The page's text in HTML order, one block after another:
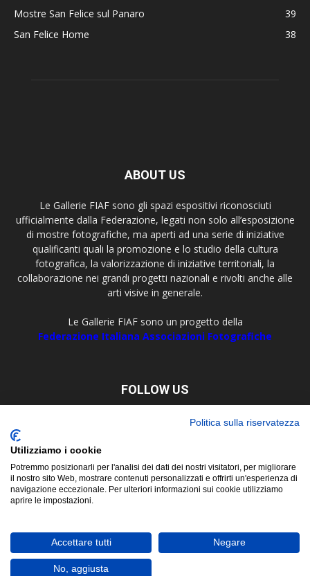
Mostre San Felice sul Panaro
39
San Felice Home
38
ABOUT US
Le Gallerie FIAF sono gli spazi espositivi riconosciuti
ufficialmente dalla Federazione, legati non solo all’esposizione
di mostre fotografiche, ma aperti ad una serie di iniziative
qualificanti quali la promozione e lo studio della cultura
fotografica, la valorizzazione di iniziative territoriali, la
collaborazione nei grandi progetti nazionali e rivolti anche alle
arti visive in generale.
Le Gallerie FIAF sono un progetto della
Federazione Italiana Associazioni Fotografiche
FOLLOW US
© Copyright 2019 ©FIAF - Federazione Italiana Associazioni
Fotografiche
Corso San Martino, 8 - 10122 Torino Tel. +39 011 5629479 P. Iva e C.F.
Politica sulla riservatezza
Utilizziamo i cookie
Potremmo posizionarli per l'analisi dei dati dei nostri visitatori, per migliorare
il nostro sito Web, mostrare contenuti personalizzati e offrirti un'esperienza di
navigazione eccezionale. Per ulteriori informazioni sui cookie utilizziamo
aprire le impostazioni.
Accettare tutti Negare
No, aggiusta